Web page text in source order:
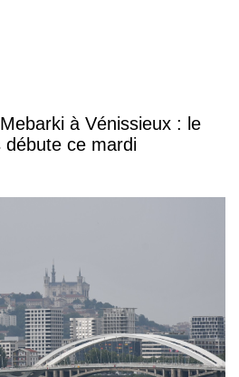
à Vénissieux : le
débute ce mardi